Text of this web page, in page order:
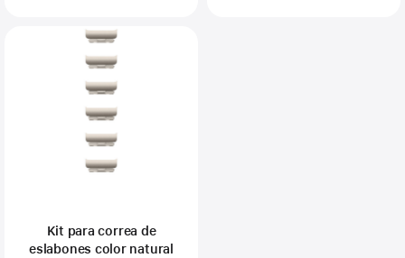
Kit para correa de
eslabones color natural